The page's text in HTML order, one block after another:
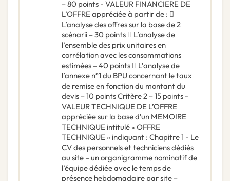
– 80 points - VALEUR FINANCIERE DE
L’OFFRE appréciée à partir de : 
L’analyse des offres sur la base de 2
scénarii – 30 points  L’analyse de
l’ensemble des prix unitaires en
corrélation avec les consommations
estimées – 40 points  L’analyse de
l’annexe n°1 du BPU concernant le taux
de remise en fonction du montant du
devis – 10 points Critère 2 – 15 points -
VALEUR TECHNIQUE DE L’OFFRE
appréciée sur la base d’un MEMOIRE
TECHNIQUE intitulé « OFFRE
TECHNIQUE » indiquant : Chapitre 1 - Le
CV des personnels et techniciens dédiés
au site – un organigramme nominatif de
l’équipe dédiée avec le temps de
présence hebdomadaire par site –